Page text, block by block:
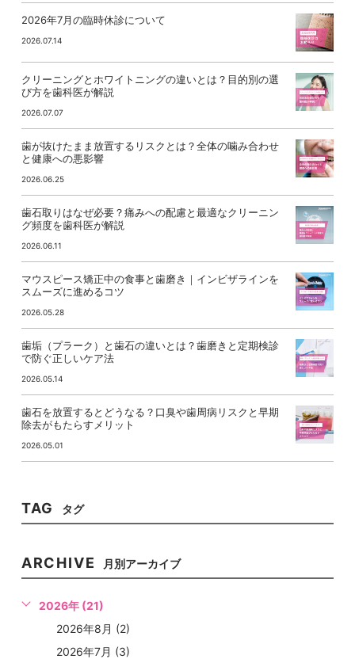
2026年7月の臨時休診について
2026.07.14
クリーニングとホワイトニングの違いとは？目的別の選
び方を歯科医が解説
2026.07.07
歯が抜けたまま放置するリスクとは？全体の噛み合わせ
と健康への悪影響
2026.06.25
歯石取りはなぜ必要？痛みへの配慮と最適なクリーニン
グ頻度を歯科医が解説
2026.06.11
マウスピース矯正中の食事と歯磨き｜インビザラインを
スムーズに進めるコツ
2026.05.28
歯垢（プラーク）と歯石の違いとは？歯磨きと定期検診
で防ぐ正しいケア法
2026.05.14
歯石を放置するとどうなる？口臭や歯周病リスクと早期
除去がもたらすメリット
2026.05.01
TAG タグ
ARCHIVE 月別アーカイブ
2026年 (21)
2026年8月 (2)
2026年7月 (3)